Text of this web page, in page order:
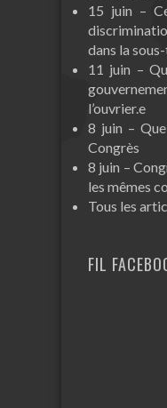
15 juin –
dans la
11 juin –
l’ouvrier.e
8 juin –
Congrès
8 juin –
les mêmes
Tous les
FIL